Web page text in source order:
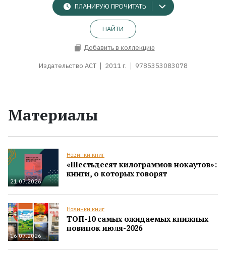
ПЛАНИРУЮ ПРОЧИТАТЬ
НАЙТИ
Добавить в коллекцию
Издательство АСТ 2011 г. 9785353083078
Материалы
21.07.2026
Новинки книг
«Шестьдесят килограммов нокаутов»:
книги, о которых говорят
16.07.2026
Новинки книг
ТОП-10 самых ожидаемых книжных
новинок июля-2026